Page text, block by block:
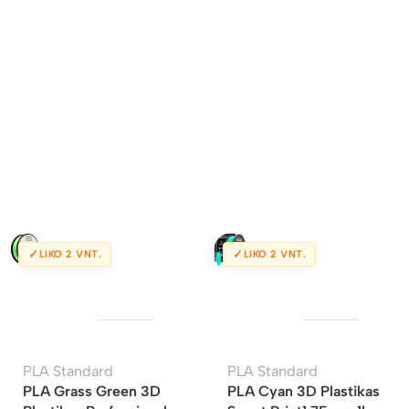
✓ LIKO 2 VNT.
PLA Standard
PLA Grass Green 3D
✓ LIKO 2 VNT.
PLA Standard
PLA Cyan 3D Plastikas